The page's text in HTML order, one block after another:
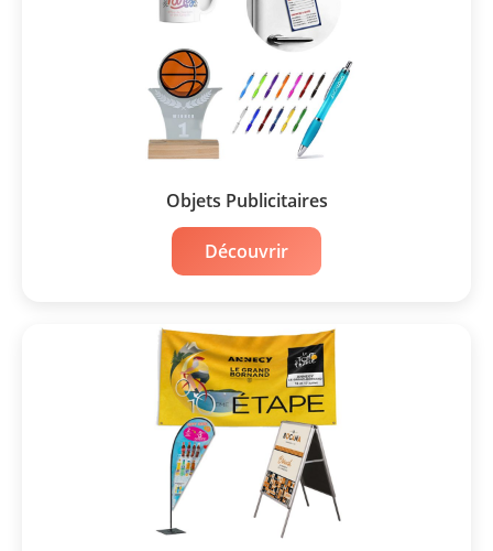
Objets Publicitaires
Découvrir